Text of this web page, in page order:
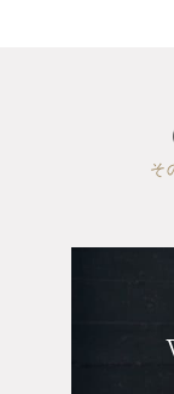
そ